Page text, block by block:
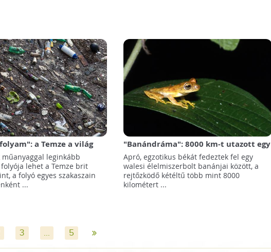
a Temze a világ
folyói között
műanyaggal leginkább
lehet a Temze brit
a folyó egyes szakaszain
...
"Banándráma": 8000 km-t utazott egy
béka a gyümölcsök között
Apró, egzotikus békát fedeztek fel egy
walesi élelmiszerbolt banánjai között, a
rejtőzködő kétéltű több mint 8000
kilométert ...
3 ... 5 »